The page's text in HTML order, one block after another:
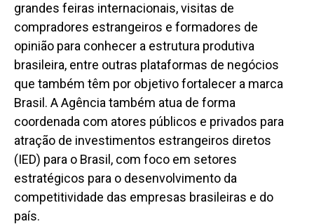
grandes feiras internacionais, visitas de
compradores estrangeiros e formadores de
opinião para conhecer a estrutura produtiva
brasileira, entre outras plataformas de negócios
que também têm por objetivo fortalecer a marca
Brasil. A Agência também atua de forma
coordenada com atores públicos e privados para
atração de investimentos estrangeiros diretos
(IED) para o Brasil, com foco em setores
estratégicos para o desenvolvimento da
competitividade das empresas brasileiras e do
país.